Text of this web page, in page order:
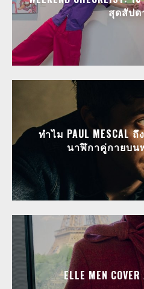
สุดสัป
ทำไม PAUL MESCAL
นาฬิกาคู่กายบน
ELLE MEN